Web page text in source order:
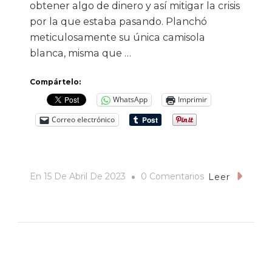
obtener algo de dinero y así mitigar la crisis
por la que estaba pasando. Planchó
meticulosamente su única camisola
blanca, misma que …
Compártelo:
WhatsApp
Imprimir
Correo electrónico
En 15 De Abril De 2023 0 ComentariosEnLeer